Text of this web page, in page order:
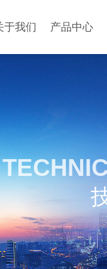
于我们 产品中心